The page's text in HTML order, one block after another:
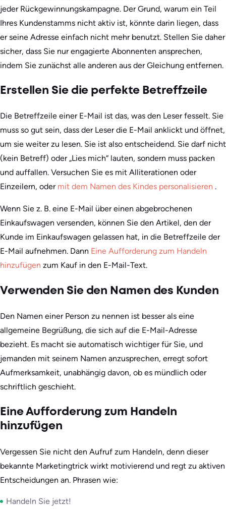
jeder Rückgewinnungskampagne. Der Grund, warum ein Teil
Ihres Kundenstamms nicht aktiv ist, könnte darin liegen, dass
er seine Adresse einfach nicht mehr benutzt. Stellen Sie daher
sicher, dass Sie nur engagierte Abonnenten ansprechen,
indem Sie zunächst alle anderen aus der Gleichung entfernen.
Erstellen Sie die perfekte Betreffzeile
Die Betreffzeile einer E-Mail ist das, was den Leser fesselt. Sie
muss so gut sein, dass der Leser die E-Mail anklickt und öffnet,
um sie weiter zu lesen. Sie ist also entscheidend. Sie darf nicht
(kein Betreff) oder „Lies mich“ lauten, sondern muss packen
und auffallen. Versuchen Sie es mit Alliterationen oder
Einzeilern, oder mit dem Namen des Kindes personalisieren .
Wenn Sie z. B. eine E-Mail über einen abgebrochenen
Einkaufswagen versenden, können Sie den Artikel, den der
Kunde im Einkaufswagen gelassen hat, in die Betreffzeile der
E-Mail aufnehmen. Dann Eine Aufforderung zum Handeln
hinzufügen zum Kauf in den E-Mail-Text.
Verwenden Sie den Namen des Kunden
Den Namen einer Person zu nennen ist besser als eine
allgemeine Begrüßung, die sich auf die E-Mail-Adresse
bezieht. Es macht sie automatisch wichtiger für Sie, und
jemanden mit seinem Namen anzusprechen, erregt sofort
Aufmerksamkeit, unabhängig davon, ob es mündlich oder
schriftlich geschieht.
Eine Aufforderung zum Handeln
hinzufügen
Vergessen Sie nicht den Aufruf zum Handeln, denn dieser
bekannte Marketingtrick wirkt motivierend und regt zu aktiven
Entscheidungen an. Phrasen wie:
Handeln Sie jetzt!